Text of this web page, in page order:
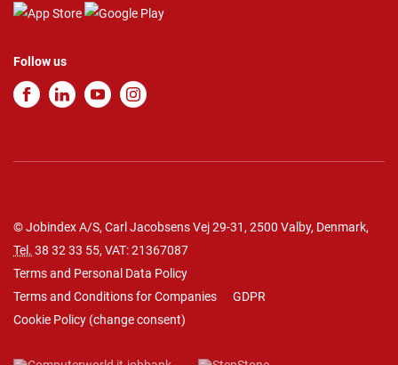
Follow us
© Jobindex A/S, Carl Jacobsens Vej 29-31, 2500 Valby, Denmark,
Tel. 38 32 33 55, VAT: 21367087
Terms and Personal Data Policy
Terms and Conditions for Companies
GDPR
Cookie Policy (change consent)